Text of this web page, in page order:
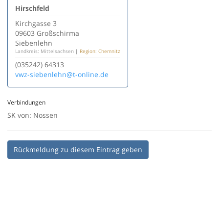
Hirschfeld
Kirchgasse 3
09603 Großschirma
Siebenlehn
Landkreis: Mittelsachsen | Region: Chemnitz
(035242) 64313
vwz-siebenlehn@t-online.de
Verbindungen
SK von: Nossen
Rückmeldung zu diesem Eintrag geben